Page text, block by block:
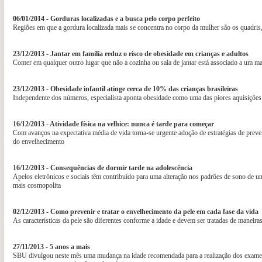
06/01/2014 - Gorduras localizadas e a busca pelo corpo perfeito
Regiões em que a gordura localizada mais se concentra no corpo da mulher são os
23/12/2013 - Jantar em família reduz o risco de obesidade em crianças e adultos
Comer em qualquer outro lugar que não a cozinha ou sala de jantar está associado a um
23/12/2013 - Obesidade infantil atinge cerca de 10% das crianças brasileiras
Independente dos números, especialista aponta obesidade como uma das piores
16/12/2013 - Atividade física na velhice: nunca é tarde para começar
Com avanços na expectativa média de vida torna-se urgente adoção de estratégias de
do envelhecimento
16/12/2013 - Consequências de dormir tarde na adolescência
Apelos eletrônicos e sociais têm contribuído para uma alteração nos padrões de sono de
mais cosmopolita
02/12/2013 - Como prevenir e tratar o envelhecimento da pele em cada fase da vida
As características da pele são diferentes conforme a idade e devem ser tratadas de
27/11/2013 - 5 anos a mais
SBU divulgou neste mês uma mudança na idade recomendada para a realização dos